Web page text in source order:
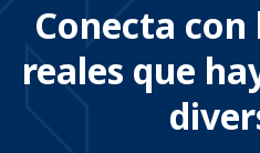
Conecta
reales que